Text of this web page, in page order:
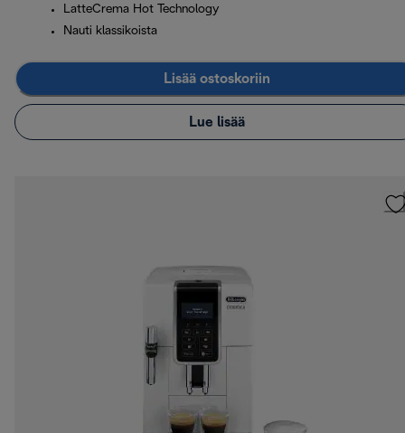
LatteCrema Hot Technology
Nauti klassikoista
Lisää ostoskoriin
Lue lisää